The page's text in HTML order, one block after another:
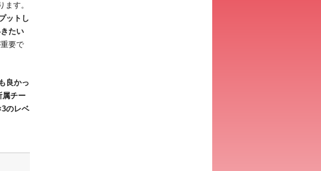
す。
ットし
たい
要で
良かっ
属チー
のレベ